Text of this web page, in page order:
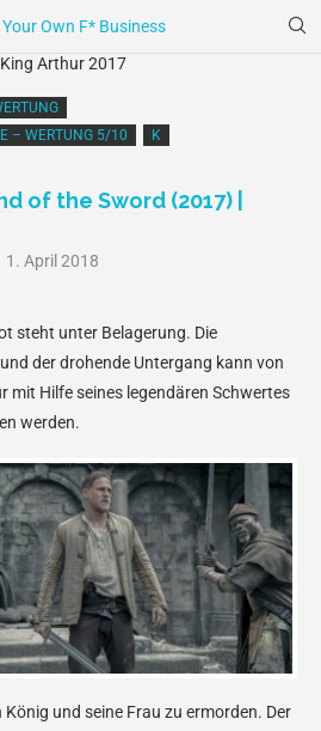
– WERTUNG 5/10
K
of the Sword (2017) |
1. April 2018
steht unter Belagerung. Die
der drohende Untergang kann von
mit Hilfe seines legendären Schwertes
werden.
und seine Frau zu ermorden. Der